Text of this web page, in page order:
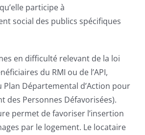
participe à
social des publics spécifiques
en difficulté relevant de la loi
du RMI ou de l’API,
Plan Départemental d’Action pour
des Personnes Défavorisées).
permet de favoriser l’insertion
par le logement. Le locataire